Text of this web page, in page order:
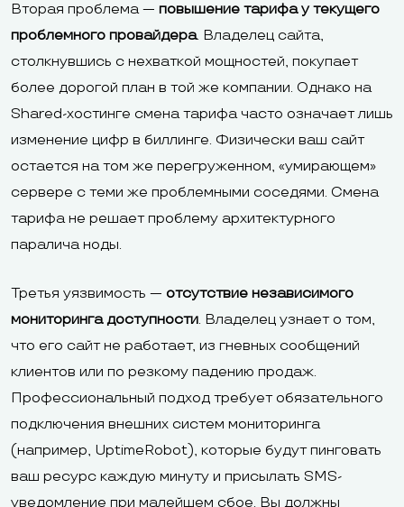
Вторая проблема — повышение тарифа у текущего
проблемного провайдера. Владелец сайта,
столкнувшись с нехваткой мощностей, покупает
более дорогой план в той же компании. Однако на
Shared-хостинге смена тарифа часто означает лишь
изменение цифр в биллинге. Физически ваш сайт
остается на том же перегруженном, «умирающем»
сервере с теми же проблемными соседями. Смена
тарифа не решает проблему архитектурного
паралича ноды.
Третья уязвимость — отсутствие независимого
мониторинга доступности. Владелец узнает о том,
что его сайт не работает, из гневных сообщений
клиентов или по резкому падению продаж.
Профессиональный подход требует обязательного
подключения внешних систем мониторинга
(например, UptimeRobot), которые будут пинговать
ваш ресурс каждую минуту и присылать SMS-
уведомление при малейшем сбое. Вы должны